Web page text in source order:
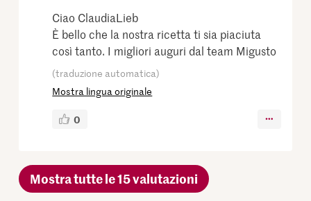
Ciao ClaudiaLieb
È bello che la nostra ricetta ti sia piaciuta
così tanto. I migliori auguri dal team Migusto
(traduzione automatica)
Mostra lingua originale
0
Mostra tutte le 15 valutazioni